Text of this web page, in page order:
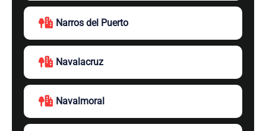
Narros del Puerto
Navalacruz
Navalmoral